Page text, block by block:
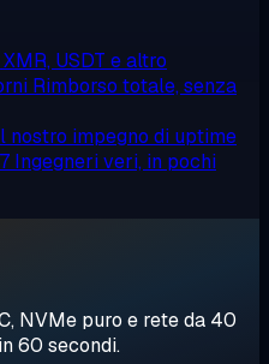
XMR, USDT e altro
Rimborso totale, senza
nostro impegno di uptime
Ingegneri veri, in pochi
NVMe puro e rete da 40
60 secondi.